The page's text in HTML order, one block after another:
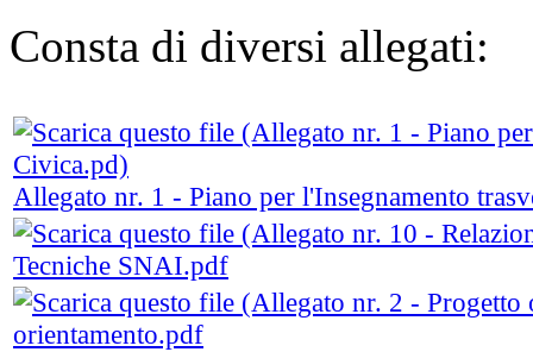
Consta di diversi allegati:
Allegato nr. 1 - Piano per l'Insegnamento
Tecniche SNAI.pdf
orientamento.pdf